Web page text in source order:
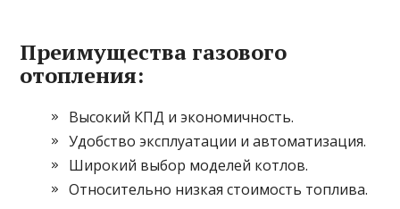
Преимущества газового
отопления:
Высокий КПД и экономичность.
Удобство эксплуатации и автоматизация.
Широкий выбор моделей котлов.
Относительно низкая стоимость топлива.